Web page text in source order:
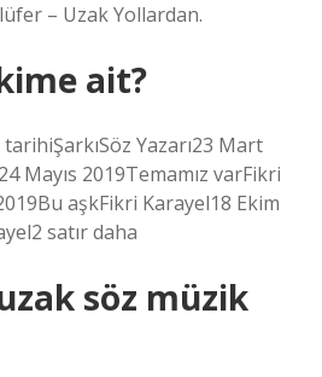
– Uzak Yollardan.
ait?
tarihiŞarkıSöz Yazarı23 Mart
Mayıs 2019Temamız varFikri
aşkFikri Karayel18 Ekim
satır daha
söz müzik